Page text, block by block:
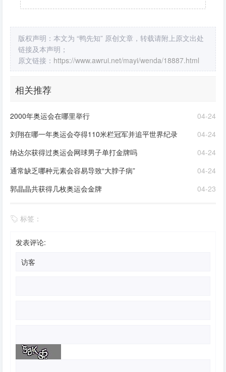
版权声明：本文为 “鸭先知” 原创文章，转载请附上原文出处
链接及本声明；
原文链接： https://www.awrui.net/mayi/wenda/18887.html
相关推荐
04-24
2000年奥运会在哪里举行
04-24
刘翔在哪一年奥运会夺得110米栏冠军并追平世界纪录
04-24
纳达尔获得过奥运会网球男子单打金牌吗
04-24
通常缺乏哪种元素会容易导致“大脖子病”
04-23
郭晶晶共获得几枚奥运会金牌
标签：
发表评论: